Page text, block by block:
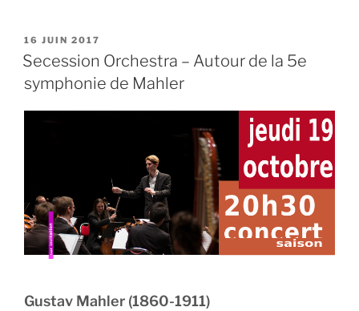
PUBLIÉ
LE
16 JUIN 2017
Secession Orchestra – Autour de la 5e
symphonie de Mahler
Gustav Mahler (1860-1911)